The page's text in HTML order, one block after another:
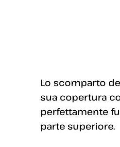
Lo scomparto
sua copertura
perfettamente
parte superiore.